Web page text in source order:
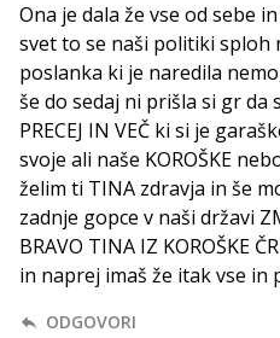
Ona je dala že vse od sebe
svet to se naši politiki sploh
poslanka ki je naredila
še do sedaj ni prišla si gr da
PRECEJ IN VEČ ki si je
svoje ali naše KOROŠKE
želim ti TINA zdravja in še
zadnje gopce v naši državi
BRAVO TINA IZ KOROŠKE
in naprej imaš že itak vse in
ODGOVORI